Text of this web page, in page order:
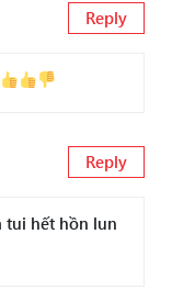
Reply
Reply
tui hết hồn lun